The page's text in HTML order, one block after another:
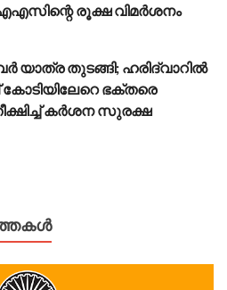
രൂക്ഷ വിമർശനം
യാത്ര തുടങ്ങി; ഹരിദ്വാറിൽ
ഭക്തരെ
കർശന സുരക്ഷ